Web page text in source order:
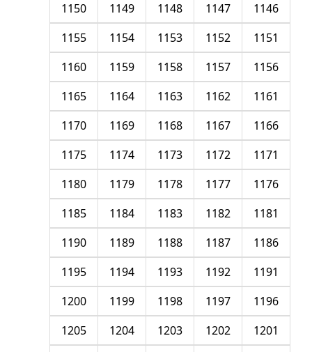
1146
1147
1148
1149
1150
1151
1152
1153
1154
1155
1156
1157
1158
1159
1160
1161
1162
1163
1164
1165
1166
1167
1168
1169
1170
1171
1172
1173
1174
1175
1176
1177
1178
1179
1180
1181
1182
1183
1184
1185
1186
1187
1188
1189
1190
1191
1192
1193
1194
1195
1196
1197
1198
1199
1200
1201
1202
1203
1204
1205